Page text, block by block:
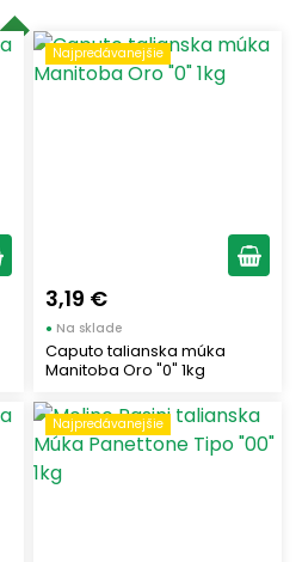
Najpredávanejšie
3,19 €
● Na sklade
Caputo talianska múka
Manitoba Oro "0" 1kg
Najpredávanejšie